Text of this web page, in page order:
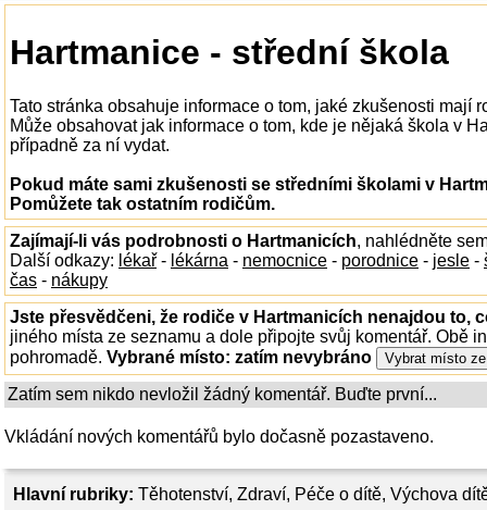
Hlavní rubriky: Těhotenství, Zdraví, Péče o dítě, Výchova
Hartmanice - střední škola
Tato stránka obsahuje informace o tom, jaké zkušenosti mají
Může obsahovat jak informace o tom, kde je nějaká škola v
případně za ní vydat.
Pokud máte sami zkušenosti se středními školami v
Pomůžete tak ostatním rodičům.
Zajímají-li vás podrobnosti o Hartmanicích, nahlédněte
Další odkazy: lékař - lékárna - nemocnice - porodnice - jesle -
čas - nákupy
Jste přesvědčeni, že rodiče v Hartmanicích nenajdou to,
jiného místa ze seznamu a dole připojte svůj komentář. Obě
pohromadě. Vybrané místo: zatím nevybráno
Zatím sem nikdo nevložil žádný komentář. Buďte první...
Vkládání nových komentářů bylo dočasně pozastaveno.